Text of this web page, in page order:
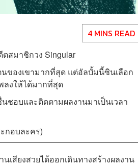
4 MINS READ
สมาชิกวง Singular
นของเขามากที่สุด แต่อัลบั้มนี้ซินเลือก
ลงให้ได้มากที่สุด
ชอบและติดตามผลงานมาเป็นเวลา
กอบละคร)
เสียงสวยได้ออกเดินทางสร้างผลงาน